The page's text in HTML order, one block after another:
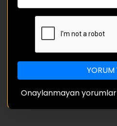
YORUM
Onaylanmayan